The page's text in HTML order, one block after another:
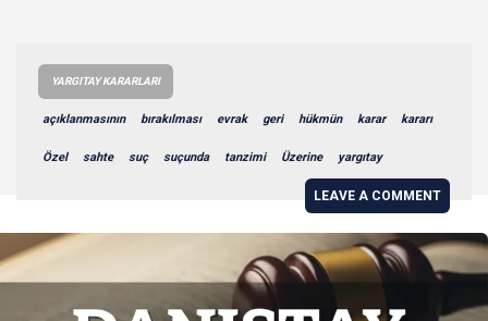
YARGITAY KARARLARI
açıklanmasının bırakılması evrak geri hükmün karar kararı
Özel sahte suç suçunda tanzimi Üzerine yargıtay
LEAVE A COMMENT